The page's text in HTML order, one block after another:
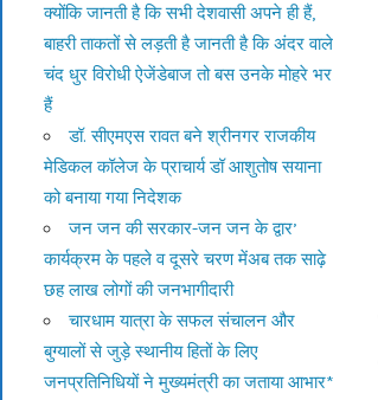
क्योंकि जानती है कि सभी देशवासी अपने ही हैं,
बाहरी ताकतों से लड़ती है जानती है कि अंदर वाले
चंद धुर विरोधी ऐजेंडेबाज तो बस उनके मोहरे भर
हैं
डॉ. सीएमएस रावत बने श्रीनगर राजकीय
मेडिकल कॉलेज के प्राचार्य डॉ आशुतोष सयाना
को बनाया गया निदेशक
जन जन की सरकार-जन जन के द्वार’
कार्यक्रम के पहले व दूसरे चरण मेंअब तक साढ़े
छह लाख लोगों की जनभागीदारी
चारधाम यात्रा के सफल संचालन और
बुग्यालों से जुड़े स्थानीय हितों के लिए
जनप्रतिनिधियों ने मुख्यमंत्री का जताया आभार*